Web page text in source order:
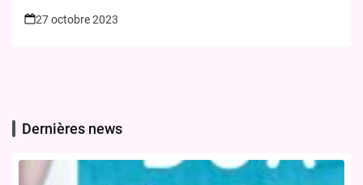
27 octobre 2023
Dernières news